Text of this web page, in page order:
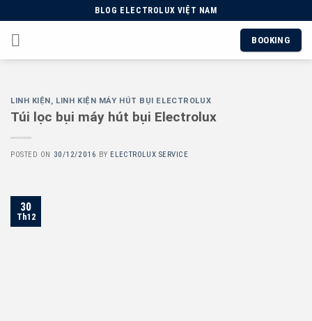
to
content
BLOG ELECTROLUX VIỆT NAM
BOOKING
LINH KIỆN, LINH KIỆN MÁY HÚT BỤI ELECTROLUX
Túi lọc bụi máy hút bụi Electrolux
POSTED ON 30/12/2016 BY ELECTROLUX SERVICE
30
Th12